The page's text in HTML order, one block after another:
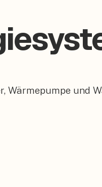
Wärmepumpe und